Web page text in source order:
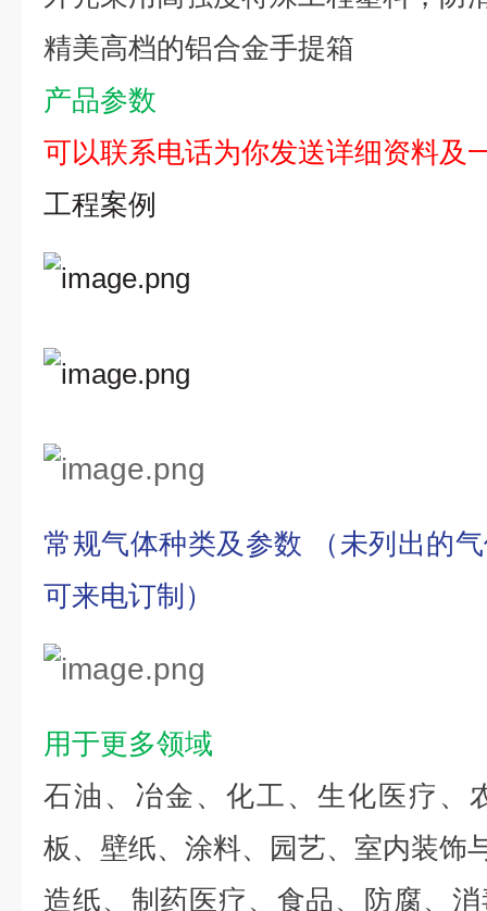
精美高档的铝合金手提箱
产品参数
可以联系电话为你发送详细资料及
工程案例
常规气体种类及参数
（未列出的
可来电订制）
用于更多领域
石油、冶金、化工、生化医疗、
板、壁纸、涂料、园艺、室内装饰
造纸、制药医疗、食品、防腐、